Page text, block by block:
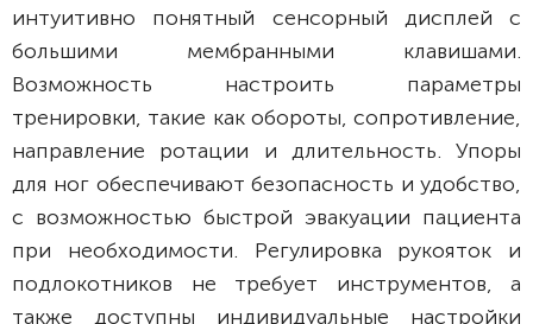
интуитивно понятный сенсорный дисплей с
большими мембранными клавишами.
Возможность настроить параметры
тренировки, такие как обороты, сопротивление,
направление ротации и длительность. Упоры
для ног обеспечивают безопасность и удобство,
с возможностью быстрой эвакуации пациента
при необходимости. Регулировка рукояток и
подлокотников не требует инструментов, а
также доступны индивидуальные настройки